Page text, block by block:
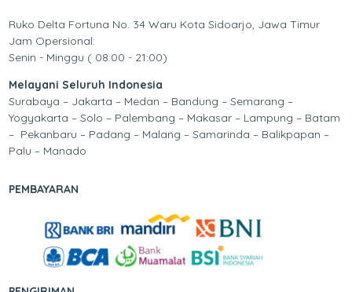
Ruko Delta Fortuna No. 34 Waru Kota Sidoarjo, Jawa Timur
Jam Opersional:
Senin - Minggu ( 08:00 - 21:00)
Melayani Seluruh Indonesia
Surabaya – Jakarta – Medan – Bandung – Semarang –
Yogyakarta – Solo – Palembang – Makasar – Lampung – Batam
– Pekanbaru – Padang – Malang – Samarinda – Balikpapan –
Palu – Manado
PEMBAYARAN